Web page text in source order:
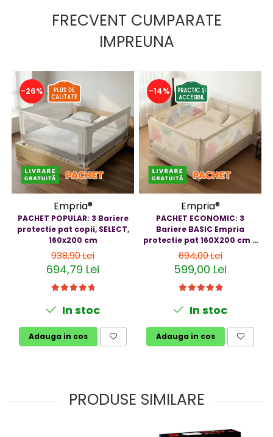
FRECVENT CUMPARATE
IMPREUNA
-26%
Empria®
PACHET POPULAR: 3 Bariere
protectie pat copii, SELECT,
160x200 cm
938,90 Lei
694,79 Lei
In stoc
Adauga in cos
-14%
Empria®
PACHET ECONOMIC: 3
Bariere BASIC Empria
protectie pat 160X200 cm +
bara stabilizatoare
694,00 Lei
599,00 Lei
In stoc
Adauga in cos
PRODUSE SIMILARE